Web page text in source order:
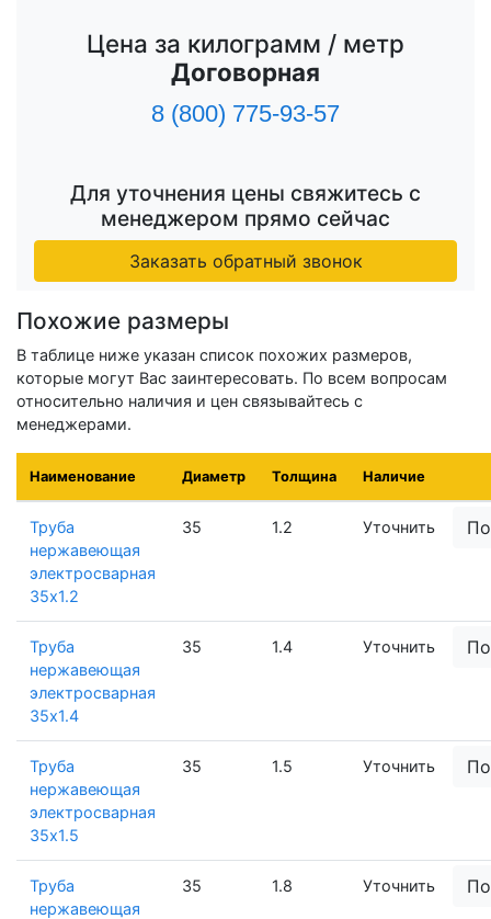
Цена за килограмм / метр
Договорная
8 (800) 775-93-57
Для уточнения цены свяжитесь с
менеджером прямо сейчас
Заказать обратный звонок
Похожие размеры
В таблице ниже указан список похожих размеров,
которые могут Вас заинтересовать. По всем вопросам
относительно наличия и цен связывайтесь с
менеджерами.
Наименование Диаметр Толщина Наличие
Труба
нержавеющая
электросварная
35х1.2
35 1.2 Уточнить
Труба
нержавеющая
электросварная
35х1.4
35 1.4 Уточнить
Труба
нержавеющая
электросварная
35х1.5
35 1.5 Уточнить
Труба
нержавеющая
35 1.8 Уточнить